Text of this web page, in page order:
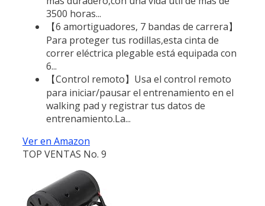
3500 horas...
【6 amortiguadores, 7 bandas de carrera】
Para proteger tus rodillas,esta cinta de
correr eléctrica plegable está equipada con
6...
【Control remoto】Usa el control remoto
para iniciar/pausar el entrenamiento en el
walking pad y registrar tus datos de
entrenamiento.La...
Ver en Amazon
TOP VENTAS No. 9